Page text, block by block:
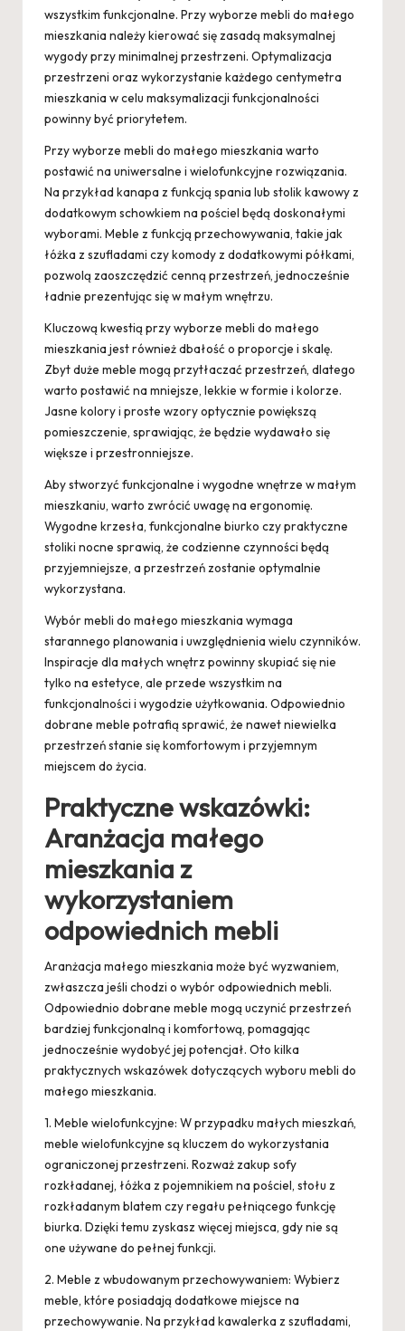
wszystkim funkcjonalne. Przy wyborze mebli do małego
mieszkania należy kierować się zasadą maksymalnej
wygody przy minimalnej przestrzeni. Optymalizacja
przestrzeni oraz wykorzystanie każdego centymetra
mieszkania w celu maksymalizacji funkcjonalności
powinny być priorytetem.
Przy wyborze mebli do małego mieszkania warto
postawić na uniwersalne i wielofunkcyjne rozwiązania.
Na przykład kanapa z funkcją spania lub stolik kawowy z
dodatkowym schowkiem na pościel będą doskonałymi
wyborami. Meble z funkcją przechowywania, takie jak
łóżka z szufladami czy komody z dodatkowymi półkami,
pozwolą zaoszczędzić cenną przestrzeń, jednocześnie
ładnie prezentując się w małym wnętrzu.
Kluczową kwestią przy wyborze mebli do małego
mieszkania jest również dbałość o proporcje i skalę.
Zbyt duże meble mogą przytłaczać przestrzeń, dlatego
warto postawić na mniejsze, lekkie w formie i kolorze.
Jasne kolory i proste wzory optycznie powiększą
pomieszczenie, sprawiając, że będzie wydawało się
większe i przestronniejsze.
Aby stworzyć funkcjonalne i wygodne wnętrze w małym
mieszkaniu, warto zwrócić uwagę na ergonomię.
Wygodne krzesła, funkcjonalne biurko czy praktyczne
stoliki nocne sprawią, że codzienne czynności będą
przyjemniejsze, a przestrzeń zostanie optymalnie
wykorzystana.
Wybór mebli do małego mieszkania wymaga
starannego planowania i uwzględnienia wielu czynników.
Inspiracje dla małych wnętrz powinny skupiać się nie
tylko na estetyce, ale przede wszystkim na
funkcjonalności i wygodzie użytkowania. Odpowiednio
dobrane meble potrafią sprawić, że nawet niewielka
przestrzeń stanie się komfortowym i przyjemnym
miejscem do życia.
Praktyczne wskazówki:
Aranżacja małego
mieszkania z
wykorzystaniem
odpowiednich mebli
Aranżacja małego mieszkania może być wyzwaniem,
zwłaszcza jeśli chodzi o wybór odpowiednich mebli.
Odpowiednio dobrane meble mogą uczynić przestrzeń
bardziej funkcjonalną i komfortową, pomagając
jednocześnie wydobyć jej potencjał. Oto kilka
praktycznych wskazówek dotyczących wyboru mebli do
małego mieszkania.
1. Meble wielofunkcyjne: W przypadku małych mieszkań,
meble wielofunkcyjne są kluczem do wykorzystania
ograniczonej przestrzeni. Rozważ zakup sofy
rozkładanej, łóżka z pojemnikiem na pościel, stołu z
rozkładanym blatem czy regału pełniącego funkcję
biurka. Dzięki temu zyskasz więcej miejsca, gdy nie są
one używane do pełnej funkcji.
2. Meble z wbudowanym przechowywaniem: Wybierz
meble, które posiadają dodatkowe miejsce na
przechowywanie. Na przykład kawalerka z szufladami,